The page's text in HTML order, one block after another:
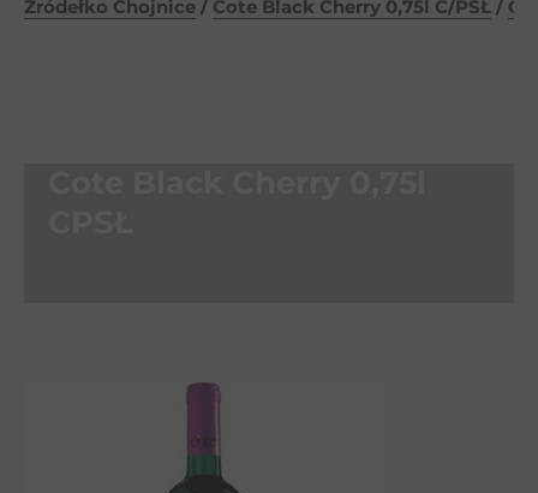
Źródełko Chojnice / Cote Black Cherry 0,75l C/PSŁ /